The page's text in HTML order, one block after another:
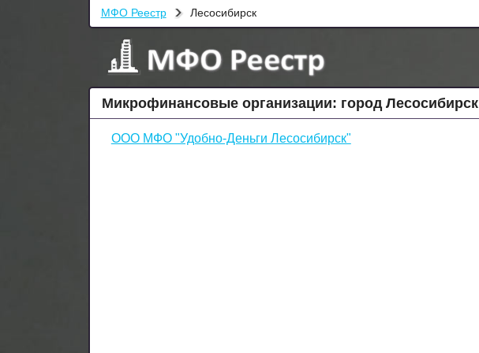
МФО Реестр Лесосибирск
Микрофинансовые организации: город Лесосибирск
ООО МФО "Удобно-Деньги Лесосибирск"